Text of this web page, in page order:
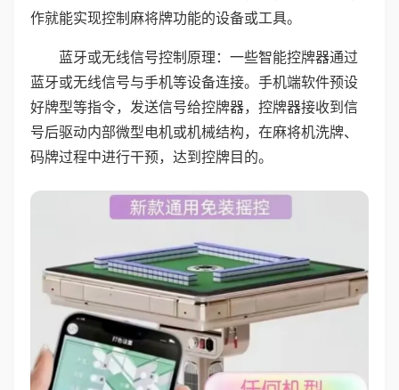
作就能实现控制麻将牌功能的设备或工具。
蓝牙或无线信号控制原理：一些智能控牌器通过
蓝牙或无线信号与手机等设备连接。手机端软件预设
好牌型等指令，发送信号给控牌器，控牌器接收到信
号后驱动内部微型电机或机械结构，在麻将机洗牌、
码牌过程中进行干预，达到控牌目的。